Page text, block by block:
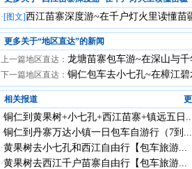
·[图文]西江苗寨深度游~在千户灯火里读懂苗
更多关于“地区直达”的新闻
上一篇地区直达： 龙塘苗寨包车游~在深山与
下一篇地区直达： 铜仁包车去小七孔~在樟江
相关报道
·铜仁到黄果树+小七孔+西江苗寨+镇远五日...
·铜仁到丹寨万达小镇一日包车自游行（7到...
·黄果树去小七孔和西江自由行【包车旅游...
·黄果树去西江千户苗寨自由行【包车旅游...